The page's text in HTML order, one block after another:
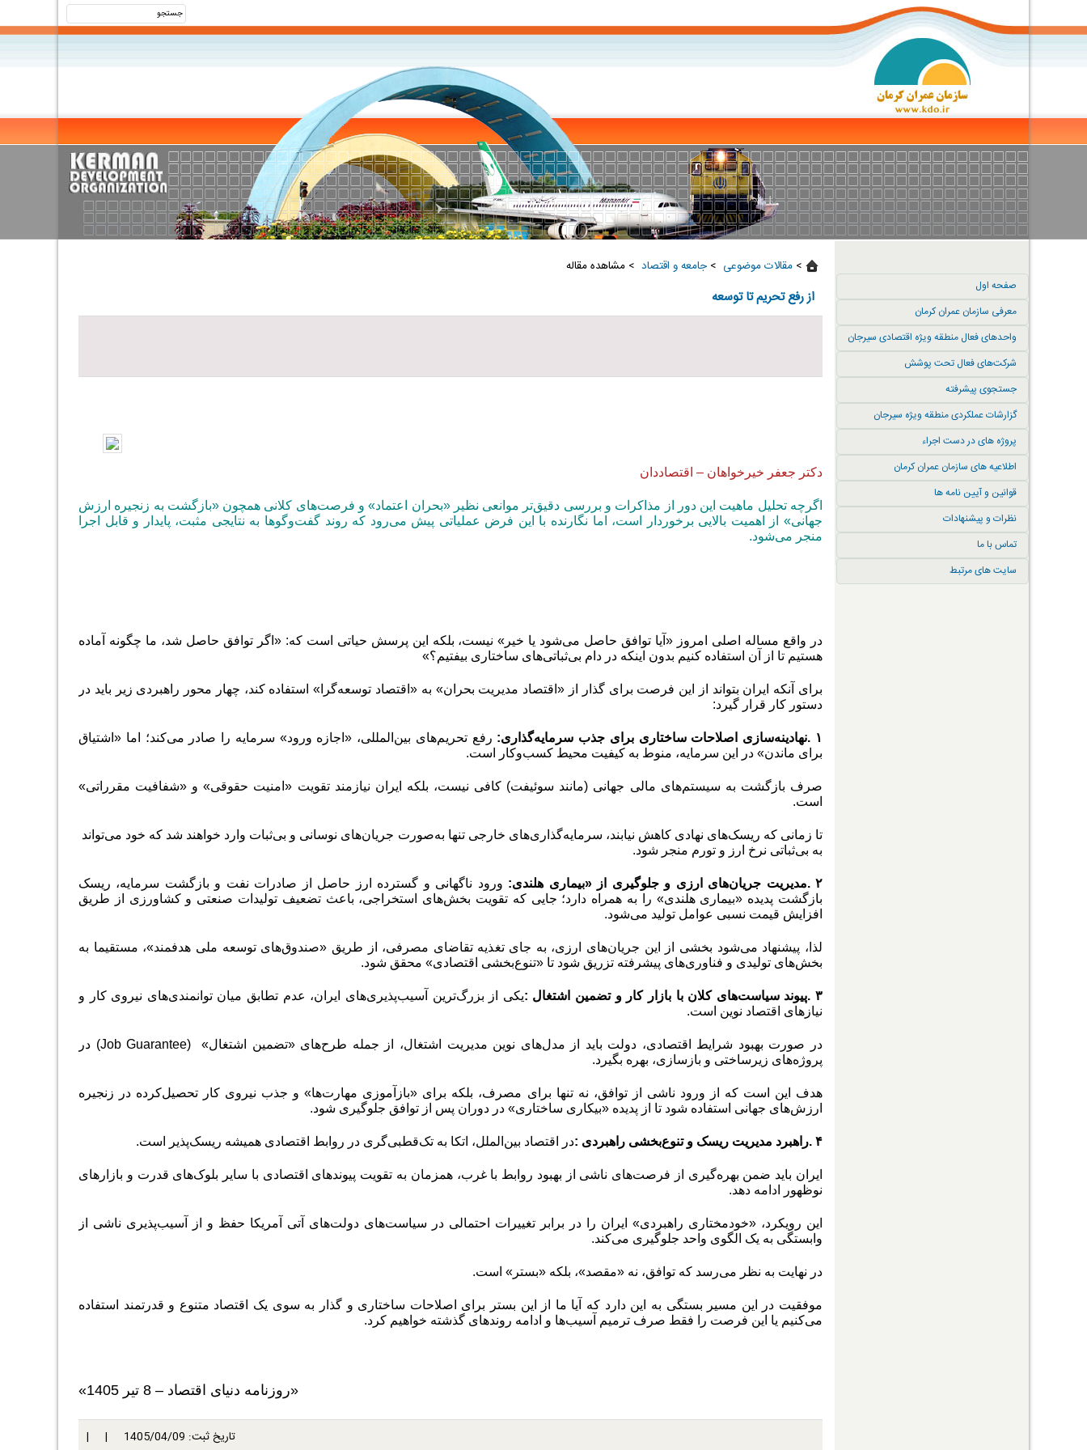
صفحه اول
معرفی سازمان عمران کرمان
واحدهای فعال منطقه ویژه اقتصادی سیرجان
شرکت‌های فعال تحت پوشش
جستجوی پیشرفته
گزارشات عملکردی منطقه ویژه سیرجان
پروژه های در دست اجراء
اطلاعیه های سازمان عمران کرمان
قوانین و آیین نامه ها
نظرات و پیشنهادات
تماس با ما
سایت های مرتبط
> مقالات موضوعی ‏ > جامعه و اقتصاد ‏ > مشاهده مقاله
از رفع تحریم تا توسعه
دکتر جعفر خیرخواهان – اقتصاددان
اگرچه تحلیل ماهیت این دور از مذاکرات و بررسی دقیق‌تر موانعی نظیر «بحران اعتماد» و فرصت‌های کلانی همچون «بازگشت به زنجیره ارزش
جهانی» از اهمیت بالایی برخوردار است، اما نگارنده با این فرض عملیاتی پیش می‌رود که روند گفت‌وگوها به نتایجی مثبت، پایدار و قابل اجرا
منجر می‌شود.
در واقع مساله اصلی امروز «آیا توافق حاصل می‌شود یا خیر» نیست، بلکه این پرسش حیاتی است که: «اگر توافق حاصل شد، ما چگونه آماده
هستیم تا از آن استفاده کنیم بدون اینکه در دام بی‌ثباتی‌های ساختاری بیفتیم؟»
برای آنکه ایران بتواند از این فرصت برای گذار از «اقتصاد مدیریت بحران» به «اقتصاد توسعه‌گرا» استفاده کند، چهار محور راهبردی زیر باید در
دستور کار قرار گیرد:
۱ .نهادینه‌سازی اصلاحات ساختاری برای جذب سرمایه‌گذاری: رفع تحریم‌های بین‌المللی، «اجازه‌ ورود» سرمایه را صادر می‌کند؛ اما «اشتیاق
برای ماندن» در این سرمایه، منوط به کیفیت محیط کسب‌وکار است.
صرف بازگشت به سیستم‌های مالی جهانی (مانند سوئیفت) کافی نیست، بلکه ایران نیازمند تقویت «امنیت حقوقی» و «شفافیت مقرراتی»
است.
تا زمانی که ریسک‌های نهادی کاهش نیابند، سرمایه‌گذاری‌های خارجی تنها به‌صورت جریان‌های نوسانی و بی‌ثبات وارد خواهند شد که خود می‌تواند
به بی‌ثباتی نرخ ارز و تورم منجر شود.
۲.مدیریت جریان‌های ارزی و جلوگیری از «بیماری هلندی: ورود ناگهانی و گسترده ارز حاصل از صادرات نفت و بازگشت سرمایه، ریسک
بازگشت پدیده «بیماری هلندی» را به همراه دارد؛ جایی که تقویت بخش‌های استخراجی، باعث تضعیف تولیدات صنعتی و کشاورزی از طریق
افزایش قیمت نسبی عوامل تولید می‌شود.
لذا، پیشنهاد می‌شود بخشی از این جریان‌های ارزی، به جای تغذیه تقاضای مصرفی، از طریق «صندوق‌های توسعه ملی هدفمند»، مستقیما به
بخش‌های تولیدی و فناوری‌های پیشرفته تزریق شود تا «تنوع‌بخشی اقتصادی» محقق شود.
۳.پیوند سیاست‌های کلان با بازار کار و تضمین اشتغال :یکی از بزرگ‌ترین آسیب‌پذیری‌های ایران، عدم تطابق میان توانمندی‌های نیروی کار و
نیازهای اقتصاد نوین است.
در صورت بهبود شرایط اقتصادی، دولت باید از مدل‌های نوین مدیریت اشتغال، از جمله طرح‌های «تضمین اشتغال» (Job Guarantee) در
پروژه‌های زیرساختی و بازسازی، بهره بگیرد.
هدف این است که از ورود ناشی از توافق، نه تنها برای مصرف، بلکه برای «بازآموزی مهارت‌ها» و جذب نیروی کار تحصیل‌کرده در زنجیره
ارزش‌های جهانی استفاده شود تا از پدیده «بیکاری ساختاری» در دوران پس از توافق جلوگیری شود.
۴ .راهبرد مدیریت ریسک و تنوع‌بخشی راهبردی :در اقتصاد بین‌الملل، اتکا به تک‌قطبی‌گری در روابط اقتصادی همیشه ریسک‌پذیر است.
ایران باید ضمن بهره‌گیری از فرصت‌های ناشی از بهبود روابط با غرب، همزمان به تقویت پیوندهای اقتصادی با سایر بلوک‌های قدرت و بازارهای
نوظهور ادامه دهد.
این رویکرد، «خودمختاری راهبردی» ایران را در برابر تغییرات احتمالی در سیاست‌های دولت‌های آتی آمریکا حفظ و از آسیب‌پذیری ناشی از
وابستگی به یک الگوی واحد جلوگیری می‌کند.
در نهایت به نظر می‌رسد که توافق، نه «مقصد»، بلکه «بستر» است.
موفقیت در این مسیر بستگی به این دارد که آیا ما از این بستر برای اصلاحات ساختاری و گذار به سوی یک اقتصاد متنوع و قدرتمند استفاده
می‌کنیم یا این فرصت را فقط صرف ترمیم آسیب‌ها و ادامه روندهای گذشته خواهیم کرد.
«روزنامه دنیای اقتصاد – 8 تیر 1405»
تاریخ ثبت: | |